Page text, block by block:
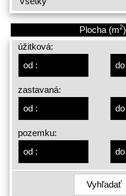
Plocha (m2)
úžitková:
zastavaná:
pozemku:
Vyhľadať